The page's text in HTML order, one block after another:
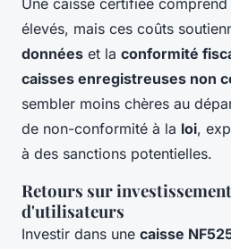
Une caisse certifiée
élevés, mais ces coûts
données et la conformité
caisses enregistreuses non
sembler moins chères au
de non-conformité à la loi,
à des sanctions potentielles.
Retours sur
d'utilisateurs
Investir dans une caisse